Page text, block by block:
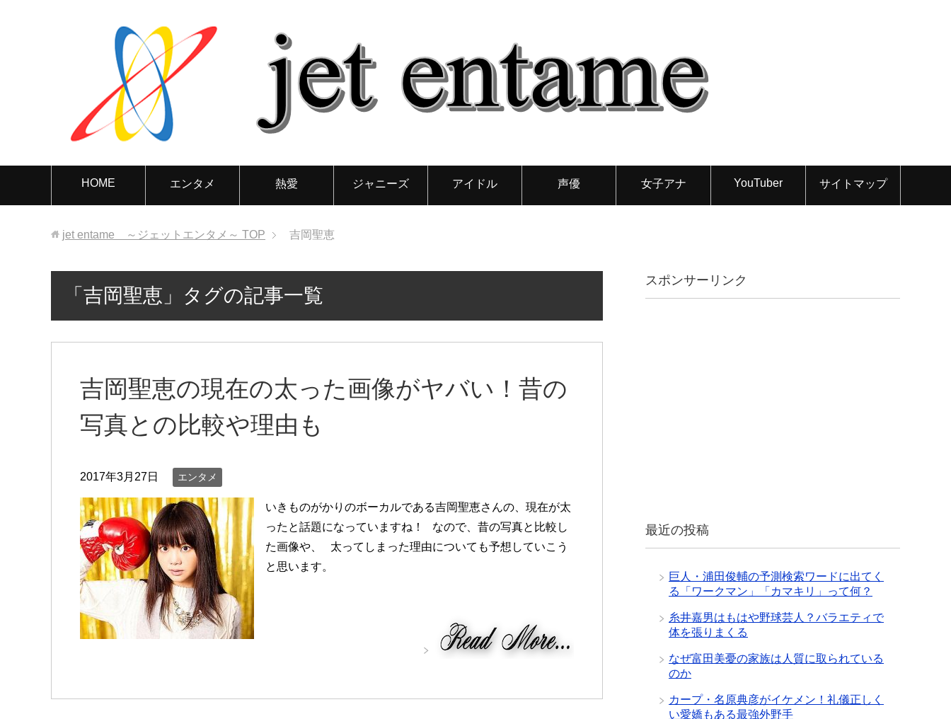
HOME エンタメ 熱愛 ジャニーズ アイドル 声優 女子アナ YouTuber サイトマップ
jet entame ～ジェットエンタメ～ TOP 吉岡聖恵
「吉岡聖恵」タグの記事一覧
吉岡聖恵の現在の太った画像がヤバい！昔の
写真との比較や理由も
2017年3月27日 エンタメ
いきものがかりのボーカルである吉岡聖恵さんの、現在が太
ったと話題になっていますね！ なので、昔の写真と比較し
た画像や、 太ってしまった理由についても予想していこう
と思います。
スポンサーリンク
最近の投稿
巨人・浦田俊輔の予測検索ワードに出てく
る「ワークマン」「カマキリ」って何？
糸井嘉男はもはや野球芸人？バラエティで
体を張りまくる
なぜ富田美憂の家族は人質に取られている
のか
カープ・名原典彦がイケメン！礼儀正しく
い愛嬌もある最強外野手